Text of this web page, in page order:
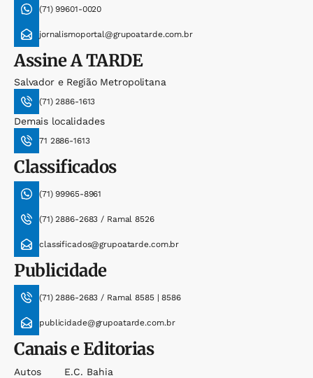
(71) 99601-0020
jornalismoportal@grupoatarde.com.br
AssineA TARDE
Salvador e Região Metropolitana
(71) 2886-1613
Demais localidades
71 2886-1613
Classificados
(71) 99965-8961
(71) 2886-2683 / Ramal 8526
classificados@grupoatarde.com.br
Publicidade
(71) 2886-2683 / Ramal 8585 | 8586
publicidade@grupoatarde.com.br
Canais e Editorias
Autos
E.c. Bahia